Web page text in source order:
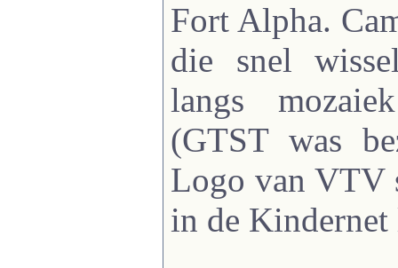
Fort Alpha.
die snel
langs
(GTST was
Logo van VTV
in de